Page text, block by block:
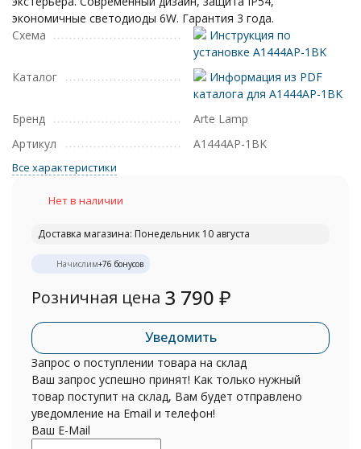
экономичные светодиоды 6W. Гарантия 3 года.
Схема
Инструкция по
установке A1444AP-1BK
Каталог
Информация из PDF
каталога для A1444AP-1BK
Бренд
Arte Lamp
Артикул
A1444AP-1BK
Все характеристики
Нет в наличии
Доставка магазина: Понедельник 10 августа
Начислим+76 бонусов
Розничная цена 3 790 ₽
Уведомить
Запрос о поступлении товара на склад
Ваш запрос успешно принят! Как только нужный
товар поступит на склад, Вам будет отправлено
уведомление на Email и телефон!
Ваш E-Mail